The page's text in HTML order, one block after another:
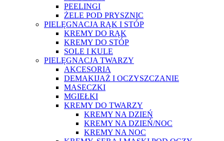
PEELINGI
ŻELE POD PRYSZNIC
PIELĘGNACJA RĄK I STÓP
KREMY DO RĄK
KREMY DO STÓP
SOLE I KULE
PIELĘGNACJA TWARZY
AKCESORIA
DEMAKIJAŻ I OCZYSZCZANIE
MASECZKI
MGIEŁKI
KREMY DO TWARZY
KREMY NA DZIEŃ
KREMY NA DZIEŃ/NOC
KREMY NA NOC